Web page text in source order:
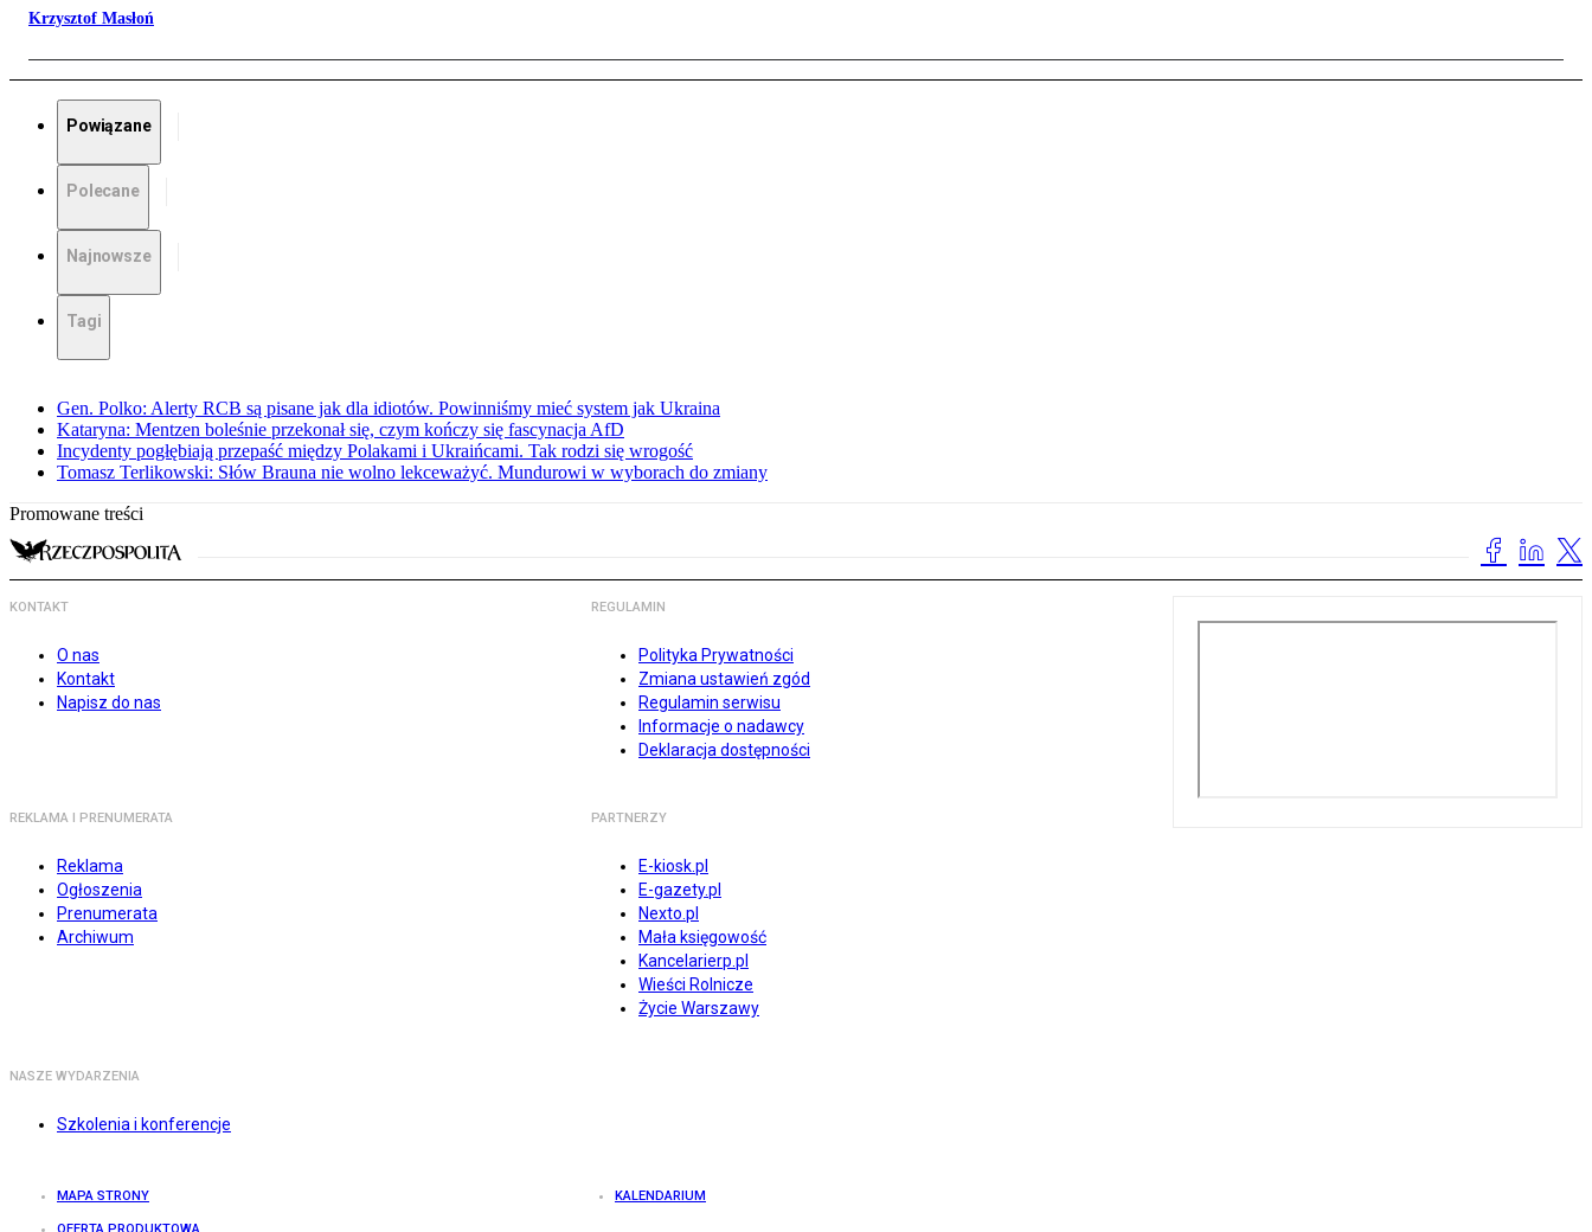
Krzysztof Masłoń
Powiązane
Polecane
Najnowsze
Tagi
Gen. Polko: Alerty RCB są pisane jak dla idiotów. Powinniśmy mieć system jak Ukraina
Kataryna: Mentzen boleśnie przekonał się, czym kończy się fascynacja AfD
Incydenty pogłębiają przepaść między Polakami i Ukraińcami. Tak rodzi się wrogość
Tomasz Terlikowski: Słów Brauna nie wolno lekceważyć. Mundurowi w wyborach do zmiany
Promowane treści
KONTAKT
O nas
Kontakt
Napisz do nas
REGULAMIN
Polityka Prywatności
Zmiana ustawień zgód
Regulamin serwisu
Informacje o nadawcy
Deklaracja dostępności
REKLAMA I PRENUMERATA
Reklama
Ogłoszenia
Prenumerata
Archiwum
PARTNERZY
E-kiosk.pl
E-gazety.pl
Nexto.pl
Mała księgowość
Kancelarierp.pl
Wieści Rolnicze
Życie Warszawy
NASZE WYDARZENIA
Szkolenia i konferencje
MAPA STRONY KALENDARIUM